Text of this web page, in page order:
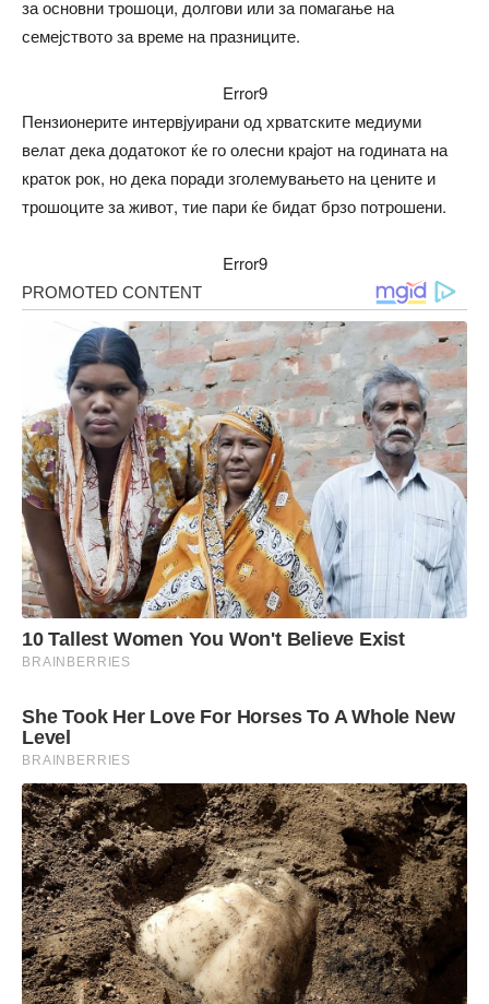
за основни трошоци, долгови или за помагање на
семејството за време на празниците.
Error9
Пензионерите интервјуирани од хрватските медиуми
велат дека додатокот ќе го олесни крајот на годината на
краток рок, но дека поради зголемувањето на цените и
трошоците за живот, тие пари ќе бидат брзо потрошени.
Error9